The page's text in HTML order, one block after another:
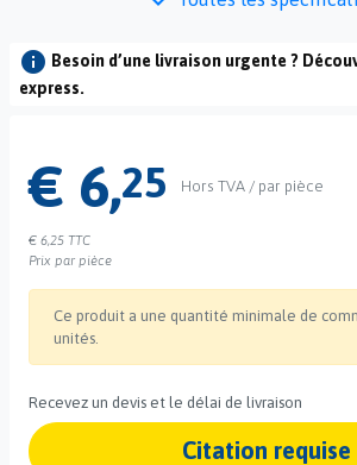
info Besoin d’une livraison urgente ?
express.
€ 6,25 Hors TVA / par pièce
€ 6,25 TTC
Prix par pièce
Ce produit a une quantité minimale de
unités.
Recevez un devis et le délai de livraison
Citation requise